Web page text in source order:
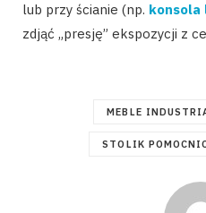
lub przy ścianie (np. konsola
zdjąć „presję” ekspozycji z
MEBLE
STOLIK